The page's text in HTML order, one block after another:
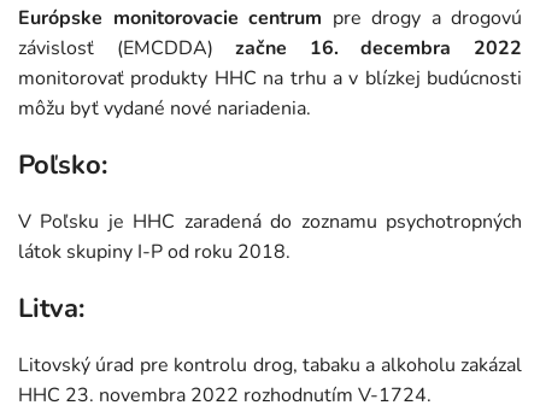
Európske monitorovacie centrum pre drogy a drogovú
závislosť (EMCDDA)začne 16. decembra 2022
monitorovať produkty HHC na trhu a v blízkej budúcnosti
môžu byť vydané nové nariadenia.
Poľsko:
V Poľsku je HHC zaradená do zoznamu psychotropných
látok skupiny I-P od roku 2018.
Litva:
Litovský úrad pre kontrolu drog, tabaku a alkoholu zakázal
HHC 23. novembra 2022 rozhodnutím V-1724.